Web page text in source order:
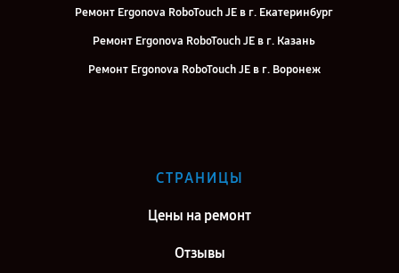
Ремонт Ergonova RoboTouch JE в г. Екатеринбург
Ремонт Ergonova RoboTouch JE в г. Казань
Ремонт Ergonova RoboTouch JE в г. Воронеж
Ремонт Ergonova RoboTouch JE в г. Санкт-Петербург
СТРАНИЦЫ
Цены на ремонт
Отзывы